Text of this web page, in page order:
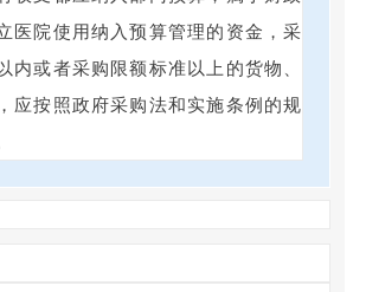
医院使用纳入预算管理的资金，采
内或者采购限额标准以上的货物、
应按照政府采购法和实施条例的规